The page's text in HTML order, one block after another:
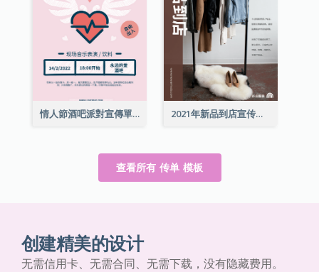
情人節酒吧派對宣傳單張 2021年新品到店宣传单张
查看所有 传单 模板
创建精美的设计
无需信用卡、无需合同、无需下载，没有隐藏费用。